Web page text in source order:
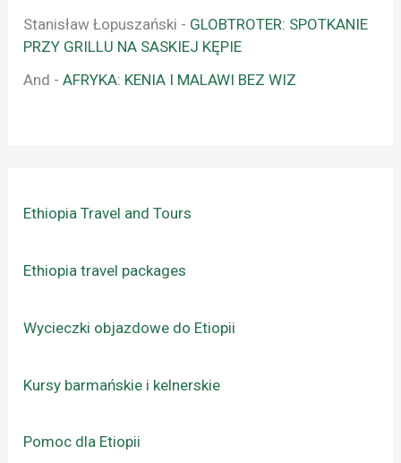
Stanisław Łopuszański - GLOBTROTER: SPOTKANIE
PRZY GRILLU NA SASKIEJ KĘPIE
And -AFRYKA: KENIA I MALAWI BEZ WIZ
Ethiopia Travel and Tours
Ethiopia travel packages
Wycieczki objazdowe do Etiopii
Kursy barmańskie i kelnerskie
Pomoc dla Etiopii